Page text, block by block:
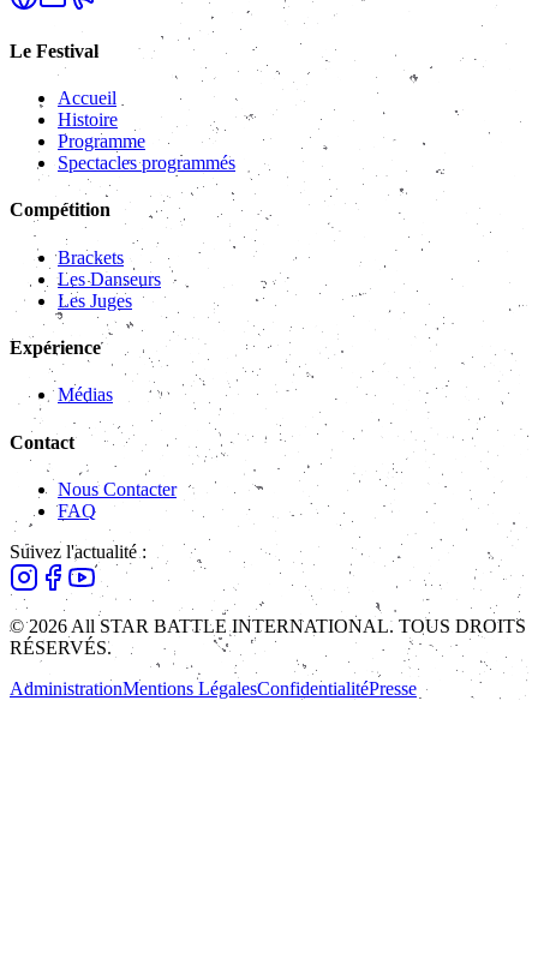
Le Festival
Accueil
Histoire
Programme
Spectacles programmés
Compétition
Brackets
Les Danseurs
Les Juges
Expérience
Médias
Contact
Nous Contacter
FAQ
Suivez l'actualité :
© 2026 All STAR BATTLE INTERNATIONAL. TOUS DROITS
RÉSERVÉS.
AdministrationMentions LégalesConfidentialitéPresse